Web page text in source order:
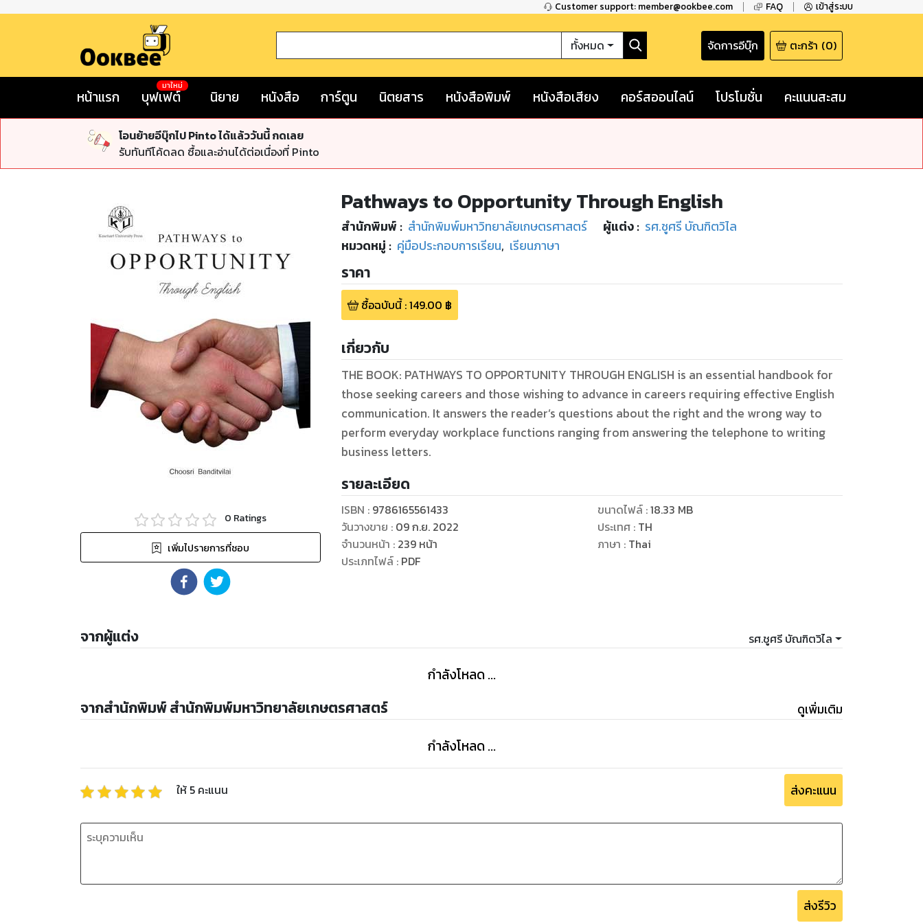
Customer support: member@ookbee.com FAQ เข้าสู่ระบบ
ทั้งหมด จัดการอีบุ๊ก ตะกร้า (0)
หน้าแรก บุฟเฟต์
มาใหม่
นิยาย หนังสือ การ์ตูน นิตยสาร หนังสือพิมพ์ หนังสือเสียง คอร์สออนไลน์ โปรโมชั่น คะแนนสะสม
โอนย้ายอีบุ๊กไป Pinto ได้แล้ววันนี้ กดเลย
รับทันทีโค้ดลด ซื้อและอ่านได้ต่อเนื่องที่ Pinto
0 Ratings
เพิ่มไปรายการที่ชอบ
Pathways to Opportunity Through English
สำนักพิมพ์ : สำนักพิมพ์มหาวิทยาลัยเกษตรศาสตร์ ผู้แต่ง : รศ.ชูศรี บัณฑิตวิไล
หมวดหมู่ : คู่มือประกอบการเรียน, เรียนภาษา
ราคา
ซื้อฉบับนี้:149.00 ฿
เกี่ยวกับ
THE BOOK: PATHWAYS TO OPPORTUNITY THROUGH ENGLISH is an essential handbook for
those seeking careers and those wishing to advance in careers requiring effective English
communication. It answers the reader’s questions about the right and the wrong way to
perform everyday workplace functions ranging from answering the telephone to writing
business letters.
รายละเอียด
ISBN : 9786165561433
วันวางขาย : 09 ก.ย. 2022
จำนวนหน้า : 239 หน้า
ประเภทไฟล์: PDF
ขนาดไฟล์:18.33 MB
ประเทศ : TH
ภาษา : Thai
จากผู้แต่ง รศ.ชูศรี บัณฑิตวิไล
กำลังโหลด ...
จากสำนักพิมพ์ สำนักพิมพ์มหาวิทยาลัยเกษตรศาสตร์ ดูเพิ่มเติม
กำลังโหลด ...
ให้ 5 คะแนน ส่งคะแนน
ส่งรีวิว